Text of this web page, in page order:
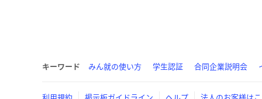
キーワード みん就の使い方 学生認証 合同企業説明会